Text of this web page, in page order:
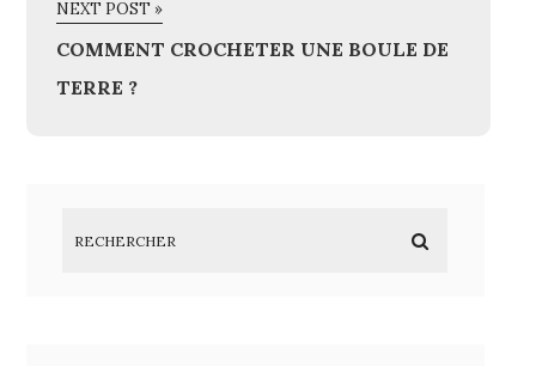
NEXT POST »
COMMENT CROCHETER UNE BOULE DE
TERRE ?